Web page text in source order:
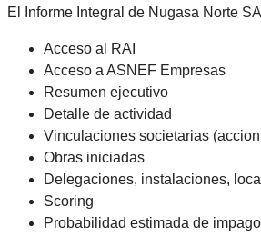
El Informe Integral de Nugasa Norte
Acceso al RAI
Acceso a ASNEF Empresas
Resumen ejecutivo
Detalle de actividad
Vinculaciones societarias
Obras iniciadas
Delegaciones, instalaciones,
Scoring
Probabilidad estimada de impago